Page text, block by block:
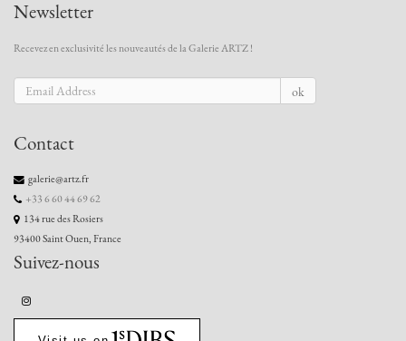
Newsletter
Recevez en exclusivité les nouveautés de la Galerie ARTZ !
ok
Contact
galerie@artz.fr
+33 6 60 44 69 62
134 rue des Rosiers
93400 Saint Ouen, France
Suivez-nous